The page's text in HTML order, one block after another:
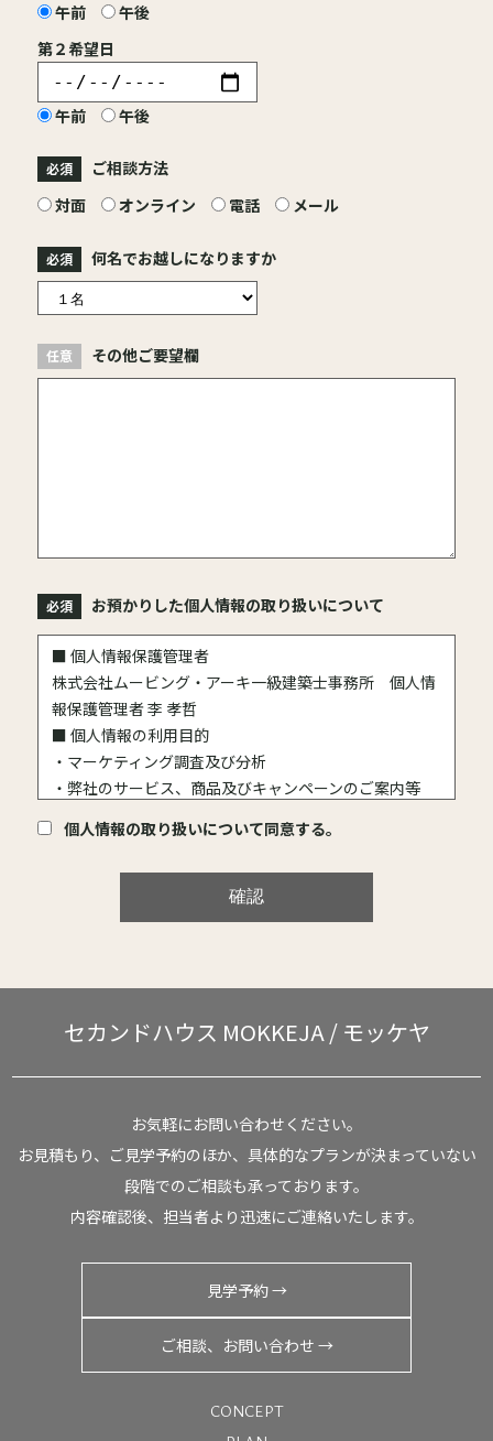
午前
午後
第２希望日
午前 午後
ご相談方法
対面
オンライン 電話 メール
何名でお越しになりますか
その他ご要望欄
お預かりした個人情報の取り扱いについて
■ 個人情報保護管理者
株式会社ムービング・アーキ一級建築士事務所 個人情
報保護管理者 李 孝哲
■ 個人情報の利用目的
・マーケティング調査及び分析
・弊社のサービス、商品及びキャンペーンのご案内等
・その他、必要な業務
■ お客様より委託を受けた個人情報の取り扱い
当社は、お客様より個人情報の処理について委託を受け
た場合は、委託業務の範囲内で個人情報を利用（加工・
本人の同意がある場合又は法令に基づく場合を除き、取
■ 個人情報の取扱いの委託について
ネジメントシステムの基準を満たした事業者に、お預か
りした個人情報の一部または全部を提供する場合があり
■ 開示対象個人情報の開示等および問い合わせ窓口につ
ご本人からの求めにより、当社が保有する開示対象個人
情報の利用目的の通知・開示・内容の訂正・追加または
削除・利用の停止・消去（「開示等」といいます。）に
開示等に応ずる窓口は、以下の「お問合せ先」をご覧く
■ クッキーおよびWebビーコンの利用について
個人情報の取り扱いについて同意する。
セカンドハウス MOKKEJA / モッケヤ
お気軽にお問い合わせください。
お見積もり、ご見学予約のほか、具体的なプランが決まっていない
段階でのご相談も承っております。
内容確認後、担当者より迅速にご連絡いたします。
見学予約 →
ご相談、お問い合わせ →
CONCEPT